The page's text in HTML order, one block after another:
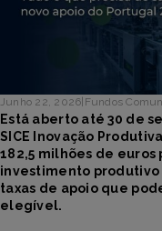
Junho 22, 2026 Fundos
Está aberto até 30 de
SICE Inovação
182,5 milhões de
investimento produtivo
taxas de apoio que
elegível.